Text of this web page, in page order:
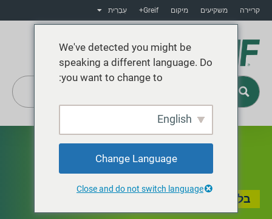
קריירה משקיעים מיקום Greif+ עִבְרִית
בלוג
We've detected you might be
speaking a different language. Do
you want to change to:
English
Change Language
Close and do not switch language